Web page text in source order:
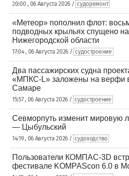
20:00 , 06 Августа 2026 / судоремонт
«Метеор» пополнил флот:
подводных крыльях спущено
Нижегородской области
17:04 , 06 Августа 2026 / судостроение
Два пассажирских судна
«МПКС-L» заложены на верфи
Самаре
15:57 , 06 Августа 2026 / судостроение
Севморпуть изменит мировую
— Цыбульский
14:19 , 06 Августа 2026 / судоходство
Пользователи КОМПАС-3D
фестивале KOMPAScon 6.0 в